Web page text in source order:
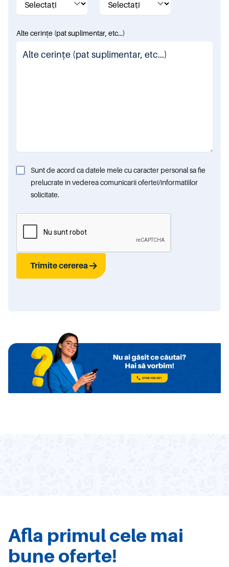
Alte cerințe (pat suplimentar, etc...)
Sunt de acord ca datele mele cu caracter personal sa fie
prelucrate in vederea comunicarii ofertei/informatiilor
solicitate.
Trimite cererea
Afla primul cele mai
bune oferte!